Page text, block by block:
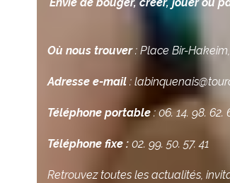
Où nous trouver: Place Bir-
Adresse e-mail :
Téléphone portable: 06. 14. 98. 62.
Téléphone fixe : 02. 99. 50. 57. 41
Retrouvez toutes les actualités,